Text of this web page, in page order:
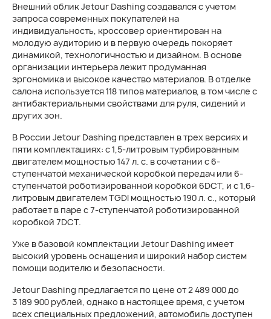
Внешний обликJetour Dashing создавался с учетом
запроса современных покупателей на
индивидуальность, кроссовер ориентирован на
молодую аудиторию и в первую очередь покоряет
динамикой, технологичностью и дизайном. В основе
организации интерьера лежит продуманная
эргономика и высокое качество материалов. В отделке
салона используется 118 типов материалов, в том числе с
антибактериальными свойствами для руля, сидений и
других зон.
В России Jetour Dashing представлен в трех версиях и
пяти комплектациях: с 1,5-литровым турбированным
двигателем мощностью 147 л. с. в сочетании с 6-
ступенчатой механической коробкой передач или 6-
ступенчатой роботизированной коробкой 6DCT, и с 1,6-
литровым двигателем TGDI мощностью 190 л. с., который
работает в паре с 7-ступенчатой роботизированной
коробкой 7DCT.
Уже в базовой комплектации Jetour Dashing имеет
высокий уровень оснащения и широкий набор систем
помощи водителю и безопасности.
Jetour Dashing предлагается по цене от 2 489 000 до
3 189 900 рублей, однако в настоящее время, с учетом
всех специальных предложений, автомобиль доступен